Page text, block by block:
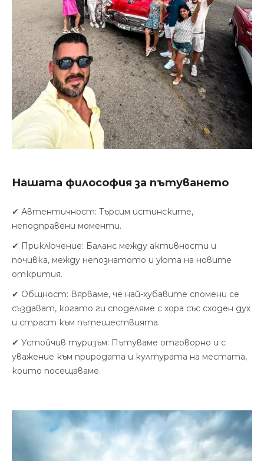
Нашата философия за пътуването
✔ Автентичност: Търсим истинските,
неподправени моменти.
✔ Приключение: Баланс между активности и
почивка, между непознатото и уюта на новите
открития.
✔ Общност: Вярваме, че най-хубавите спомени се
създават, когато ги споделяме с хора със сходен дух
и страст към пътешествията.
✔ Устойчив туризъм: Пътуваме отговорно и с
уважение към природата и културата на местата,
които посещаваме.